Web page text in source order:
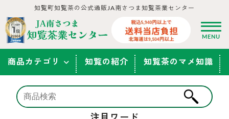
知覧町知覧茶の公式通販JA南さつま知覧茶業センター
商品カテゴリ 知覧の紹介 知覧茶のマメ知識